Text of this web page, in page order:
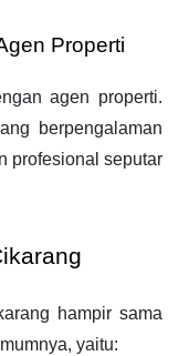
Properti
agen properti.
berpengalaman
profesional seputar
hampir sama
yaitu: